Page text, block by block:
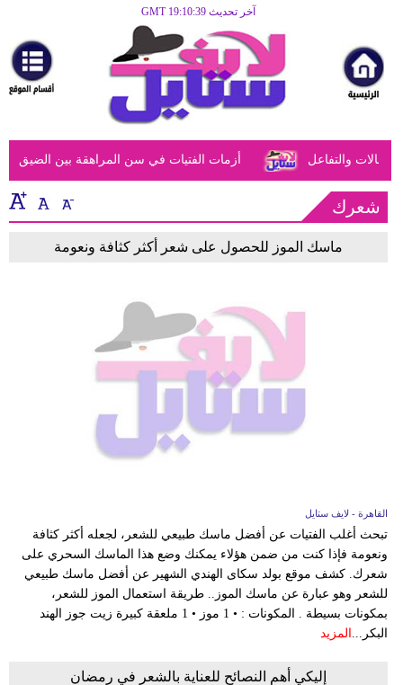
آخر تحديث GMT 19:10:39
مرأة
أزياء
أزياء
إسلامية
فن
وحلول
أزمات الفتيات في سن المراهقة بين الضيق والتفاعل
شعرك
ماسك الموز للحصول على شعر أكثر كثافة ونعومة
القاهرة - لايف ستايل
تبحث أغلب الفتيات عن أفضل ماسك طبيعي للشعر، لجعله أكثر كثافة
ونعومة فإذا كنت من ضمن هؤلاء يمكنك وضع هذا الماسك السحري على
شعرك. كشف موقع بولد سكاى الهندي الشهير عن أفضل ماسك طبيعي
للشعر وهو عبارة عن ماسك الموز.. طريقة استعمال الموز للشعر،
بمكونات بسيطة . المكونات : • 1 موز • 1 ملعقة كبيرة زيت جوز الهند
البكر...
المزيد
إليكي أهم النصائح للعناية بالشعر في رمضان